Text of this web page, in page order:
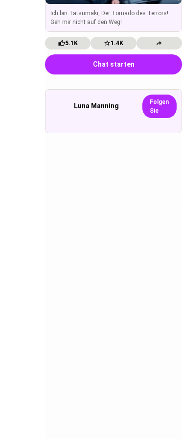
Ich bin Tatsumaki, Der Tornado des Terrors!
Geh mir nicht auf den Weg!
5.1K 1.4K
Chat starten
Luna Manning
Folgen
Sie